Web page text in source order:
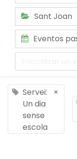
Sant Joan
Eventos
Servei:
Un dia
sense
escola
×